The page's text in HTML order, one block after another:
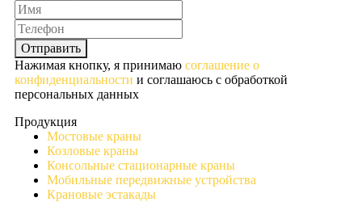
Отправить
Нажимая кнопку, я принимаю соглашение о
конфиденциальности и соглашаюсь с обработкой
персональных данных
Продукция
Мостовые краны
Козловые краны
Консольные стационарные краны
Мобильные передвижные устройства
Крановые эстакады